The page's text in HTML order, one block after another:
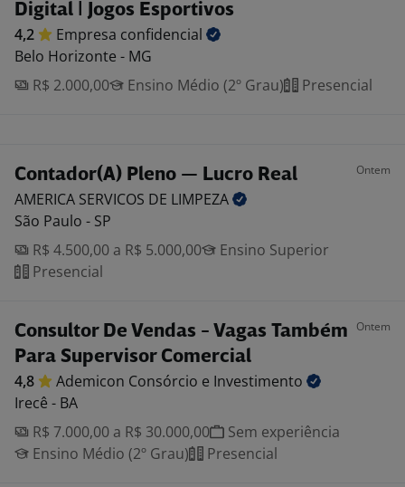
Digital | Jogos Esportivos
4,2 Empresa confidencial
Belo Horizonte - MG
R$ 2.000,00
Ensino Médio (2º Grau) Presencial
Contador(A) Pleno — Lucro Real Ontem
AMERICA SERVICOS DE LIMPEZA
São Paulo - SP
R$ 4.500,00 a R$ 5.000,00
Ensino Superior
Presencial
Consultor De Vendas - Vagas Também
Para Supervisor Comercial
Ontem
4,8 Ademicon Consórcio e Investimento
Irecê - BA
R$ 7.000,00 a R$ 30.000,00
Sem experiência
Ensino Médio (2º Grau)
Presencial